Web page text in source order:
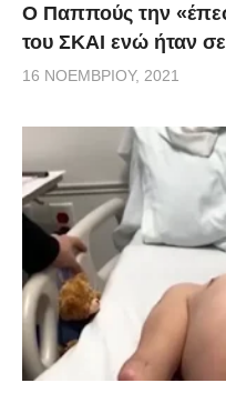
Ο Παππούς την
του ΣΚΑΙ ενώ ήταν
16 ΝΟΕΜΒΡΊΟΥ, 2021